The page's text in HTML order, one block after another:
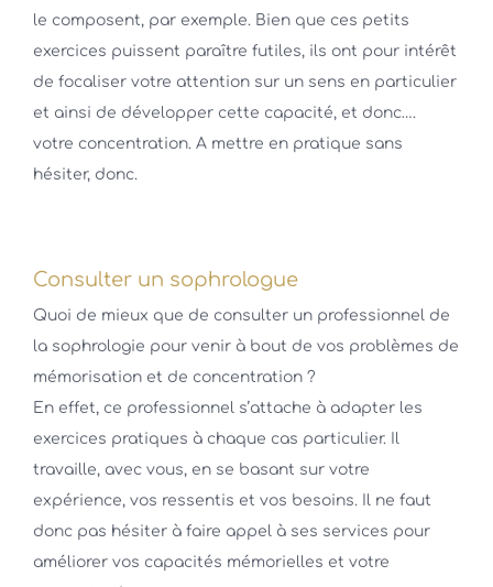
le composent, par exemple. Bien que ces petits
exercices puissent paraître futiles, ils ont pour intérêt
de focaliser votre attention sur un sens en particulier
et ainsi de développer cette capacité, et donc….
votre concentration. A mettre en pratique sans
hésiter, donc.
Consulter un sophrologue
Quoi de mieux que de consulter un professionnel de
la sophrologie pour venir à bout de vos problèmes de
mémorisation et de concentration ?
En effet, ce professionnel s’attache à adapter les
exercices pratiques à chaque cas particulier. Il
travaille, avec vous, en se basant sur votre
expérience, vos ressentis et vos besoins. Il ne faut
donc pas hésiter à faire appel à ses services pour
améliorer vos capacités mémorielles et votre